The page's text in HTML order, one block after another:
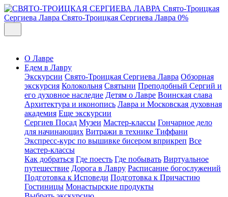
Свято-Троицкая
Сергиева Лавра Свято-Троицкая Сергиева Лавра 0%
О Лавре
Едем в Лавру
Экскурсии Свято-Троицкая Сергиева Лавра Обзорная
экскурсия Колокольня Святыни Преподобный Сергий и
его духовное наследие Детям о Лавре Воинская слава
Архитектура и иконопись Лавра и Московская духовная
академия Еще экскурсии
Сергиев Посад Музеи Мастер-классы Гончарное дело
для начинающих Витражи в технике Тиффани
Экспресс-курс по вышивке бисером вприкреп Все
мастер-классы
Как добраться Где поесть Где побывать Виртуальное
путешествие Дорога в Лавру Расписание богослужений
Подготовка к Исповеди Подготовка к Причастию
Гостиницы Монастырские продукты